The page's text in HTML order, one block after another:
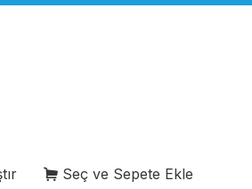
Seç ve Sepete Ekle